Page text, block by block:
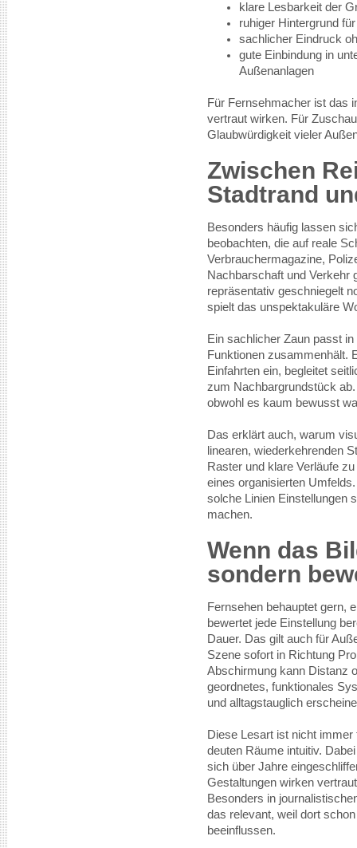
klare Lesbarkeit der
ruhiger Hintergrund
sachlicher Eindruck
gute Einbindung in
Außenanlagen
Für Fernsehmacher ist das
vertraut wirken. Für
Glaubwürdigkeit vieler
Zwischen
Stadtrand
Besonders häufig lassen
beobachten, die auf reale
Verbrauchermagazine,
Nachbarschaft und Verkehr
repräsentativ geschniegelt
spielt das unspektakuläre
Ein sachlicher Zaun passt
Funktionen zusammenhält.
Einfahrten ein, begleitet
zum Nachbargrundstück
obwohl es kaum bewusst
Das erklärt auch, warum
linearen, wiederkehrenden
Raster und klare Verläufe
eines organisierten
solche Linien Einstellungen
machen.
Wenn das
sondern
Fernsehen behauptet gern,
bewertet jede Einstellung
Dauer. Das gilt auch für
Szene sofort in Richtung
Abschirmung kann Distanz
geordnetes, funktionales
und alltagstauglich
Diese Lesart ist nicht
deuten Räume intuitiv.
sich über Jahre
Gestaltungen wirken
Besonders in
das relevant, weil dort
beeinflussen.